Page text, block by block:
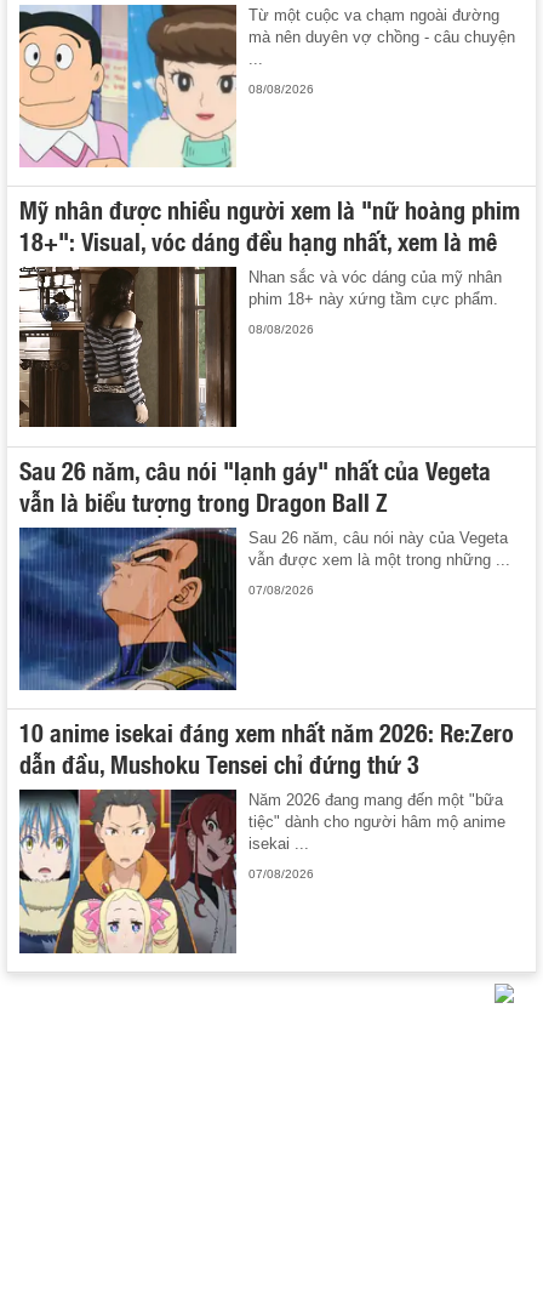
Từ một cuộc va chạm ngoài đường
mà nên duyên vợ chồng - câu chuyện
...
08/08/2026
Mỹ nhân được nhiều người xem là "nữ hoàng phim
18+": Visual, vóc dáng đều hạng nhất, xem là mê
Nhan sắc và vóc dáng của mỹ nhân
phim 18+ này xứng tầm cực phẩm.
08/08/2026
Sau 26 năm, câu nói "lạnh gáy" nhất của Vegeta
vẫn là biểu tượng trong Dragon Ball Z
Sau 26 năm, câu nói này của Vegeta
vẫn được xem là một trong những ...
07/08/2026
10 anime isekai đáng xem nhất năm 2026: Re:Zero
dẫn đầu, Mushoku Tensei chỉ đứng thứ 3
Năm 2026 đang mang đến một "bữa
tiệc" dành cho người hâm mộ anime
isekai ...
07/08/2026